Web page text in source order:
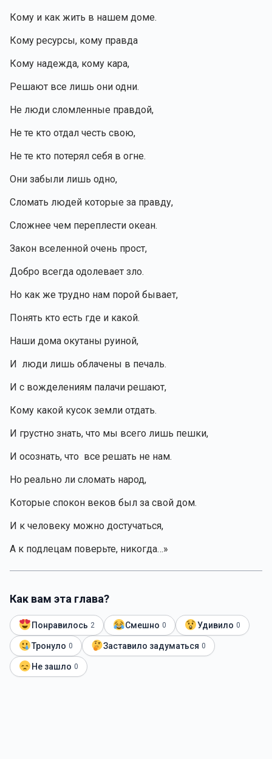
Кому и как жить в нашем доме.
Кому ресурсы, кому правда
Кому надежда, кому кара,
Решают все лишь они одни.
Не люди сломленные правдой,
Не те кто отдал честь свою,
Не те кто потерял себя в огне.
Они забыли лишь одно,
Сломать людей которые за правду,
Сложнее чем переплести океан.
Закон вселенной очень прост,
Добро всегда одолевает зло.
Но как же трудно нам порой бывает,
Понять кто есть где и какой.
Наши дома окутаны руиной,
И  люди лишь облачены в печаль.
И с вожделениям палачи решают,
Кому какой кусок земли отдать.
И грустно знать, что мы всего лишь пешки,
И осознать, что  все решать не нам.
Но реально ли сломать народ,
Которые спокон веков был за свой дом.
И к человеку можно достучаться,
А к подлецам поверьте, никогда…»
Как вам эта глава?
Понравилось 2 Смешно 0 Удивило 0
Тронуло 0 Заставило задуматься 0
Не зашло 0